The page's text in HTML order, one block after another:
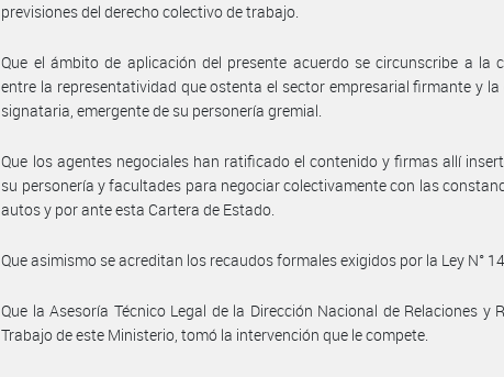
previsiones del derecho colectivo de trabajo.
Que el ámbito de aplicación del presente acuerdo se circunscribe a la
entre la representatividad que ostenta el sector empresarial firmante y
signataria, emergente de su personería gremial.
Que los agentes negociales han ratificado el contenido y firmas allí
su personería y facultades para negociar colectivamente con las
autos y por ante esta Cartera de Estado.
Que asimismo se acreditan los recaudos formales exigidos por la Ley N°
Que la Asesoría Técnico Legal de la Dirección Nacional de Relaciones y
Trabajo de este Ministerio, tomó la intervención que le compete.